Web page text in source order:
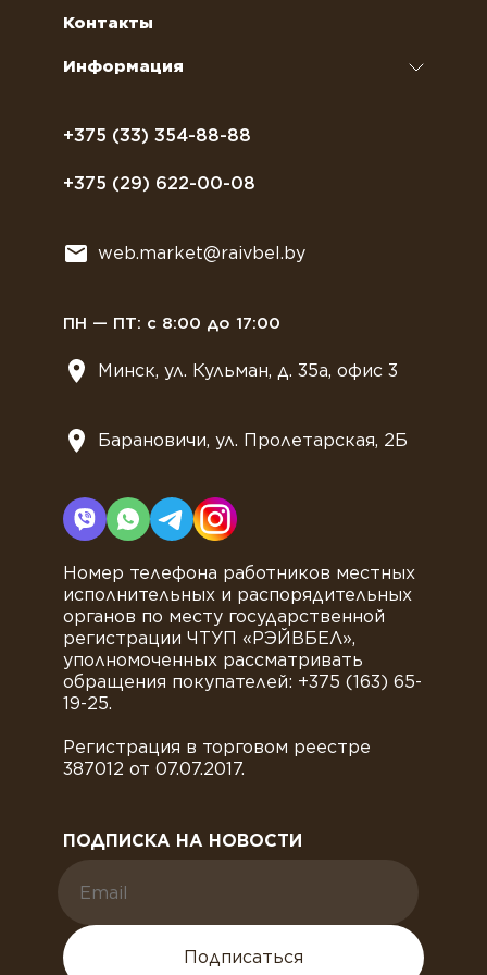
+375 (33) 354-88-88
+375 (29) 622-00-08
web.market@raivbel.by
ПН — ПТ: с 8:00 до 17:00
Минск, ул. Кульман, д. 35а, офис 3
Барановичи, ул. Пролетарская, 2Б
Номер телефона работников местных
исполнительных и распорядительных
органов по месту государственной
регистрации ЧТУП «РЭЙВБЕЛ»,
уполномоченных рассматривать
обращения покупателей: +375 (163) 65-
19-25.
Регистрация в торговом реестре
387012 от 07.07.2017.
ПОДПИСКА НА НОВОСТИ
Подписаться
Курсы бариста
Условия доставки
Контакты
Информация
Договор оферты